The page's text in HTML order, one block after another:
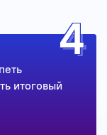
итоговый